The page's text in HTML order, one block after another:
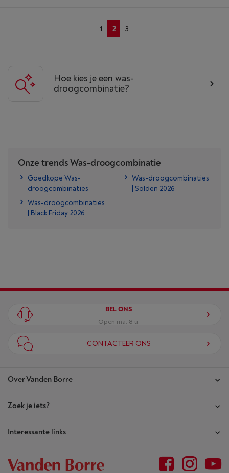
1 2 3
Hoe kies je een was-
droogcombinatie?
Onze trends Was-droogcombinatie
Goedkope Was-
droogcombinaties
Was-droogcombinaties
| Black Friday 2026
Was-droogcombinaties
| Solden 2026
Over Vanden Borre
Onze winkels
Akte van Vertrouwen
Sitemap
Zoek je iets?
Je bestellingen
Interessante links
Outlet
BEL ONS
Open ma. 8 u.
CONTACTEER ONS